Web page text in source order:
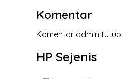
Komentar
Komentar admin tutup.
HP Sejenis